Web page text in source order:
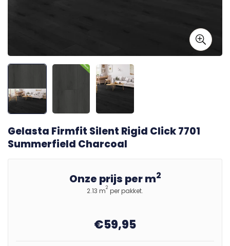
Gelasta Firmfit Silent Rigid Click 7701
Summerfield Charcoal
Onze prijs per m2
2.13 m2 per pakket.
€59,95